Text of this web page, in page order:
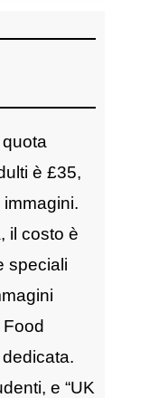
è £35,
immagini.
il costo è
speciali
e “UK